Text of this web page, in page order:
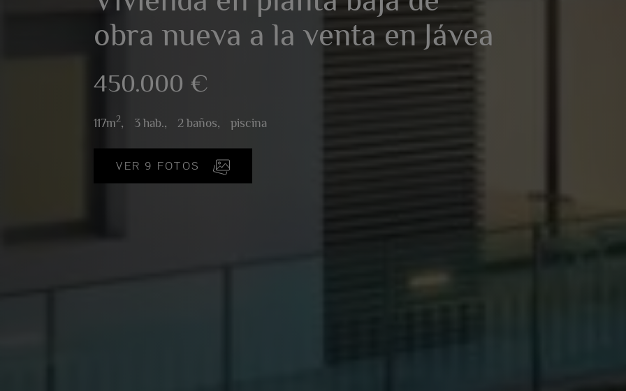
obra nueva a la venta en Jávea
450.000 €
117m2, 3 hab., 2 baños, piscina
VER 9 FOTOS